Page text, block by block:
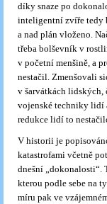
díky snaze po
inteligentní zvíře tedy
a nad plán vloženo.
třeba bolševník v
v početní menšině, a
nestačil. Zmenšovali
v šarvátkách lidských,
vojenské techniky lidí
redukce lidí to
V historii je
katastrofami včetně
dnešní „dokonalosti“.
kterou podle sebe na
míru pak ve